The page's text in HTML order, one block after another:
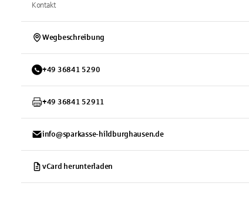
Kontakt
Wegbeschreibung
+49 36841 5290
+49 36841 52911
info@sparkasse-hildburghausen.de
vCard herunterladen